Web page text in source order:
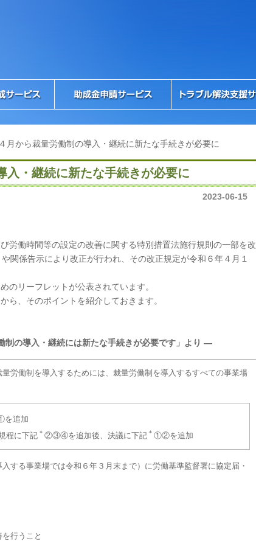
月から裁量労働制の導入・継続に新たな手続きが必要に
入・継続に新たな手続きが必要に
2023-06-15
労働時間等の設定の改善に関する特別措置法施行規則の一部を改
関係告示により改正が行われ、その改正規定が令和６年４月１
のリーフレットが公表されています。
ら、そのポイントを紹介しておきます。
の導入・継続には新たな手続きが必要です」より ―
労働制を導入するためには、裁量労働制を導入するすべての事業場
を追加
程に下記 ＊ ②③④を追加後、決議に下記 ＊ ①②を追加
する事業場では令和６年３月末まで）に労働基準監督署に協定届・
行うこと